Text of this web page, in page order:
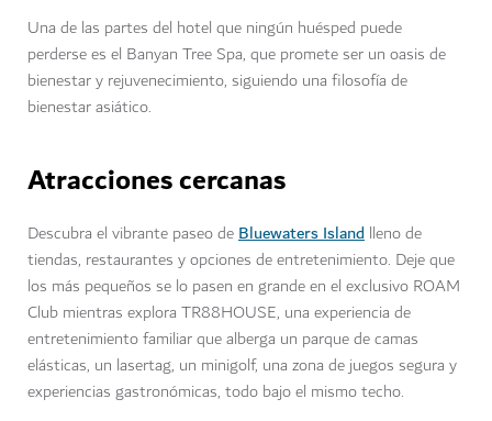
Una de las partes del hotel que ningún huésped puede
perderse es el Banyan Tree Spa, que promete ser un oasis de
bienestar y rejuvenecimiento, siguiendo una filosofía de
bienestar asiático.
Atracciones cercanas
Descubra el vibrante paseo deBluewaters Island lleno de
tiendas, restaurantes y opciones de entretenimiento. Deje que
los más pequeños se lo pasen en grande en el exclusivo ROAM
Club mientras explora TR88HOUSE, una experiencia de
entretenimiento familiar que alberga un parque de camas
elásticas, un lasertag, un minigolf, una zona de juegos segura y
experiencias gastronómicas, todo bajo el mismo techo.